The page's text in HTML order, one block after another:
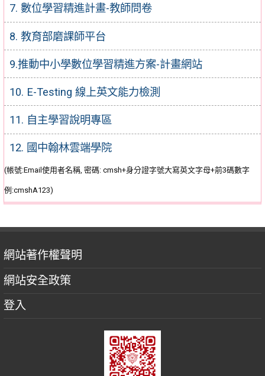
7. 數位學習精進計畫-教師問卷
8. 教育部磨課師平台
9.推動中小學數位學習精進方案-計畫網站
10. E-Testing 線上英文能力檢測
11. 自主學習說明專區
12. 國中翰林雲端學院
(帳號:Email使用者名稱, 密碼: cmsh+身分證字號大寫英文字母+前3碼數字
例:cmshA123)
網站著作權聲明
網站安全政策
登入